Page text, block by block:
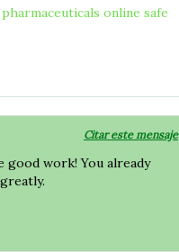
pharmaceuticals online safe
Citar este mensaje
work! You already